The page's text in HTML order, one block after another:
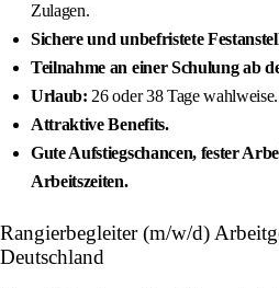
Zulagen.
Sichere und unbefristete
Teilnahme an einer Schulung ab
Urlaub: 26 oder 38 Tage wahlweise.
Attraktive Benefits.
Gute Aufstiegschancen, fester
Arbeitszeiten.
Rangierbegleiter (m/w/d)
Deutschland